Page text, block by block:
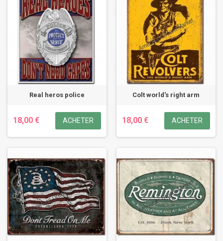
Real heros police
18,00 € ACHETER
Colt world's right arm
18,00 € ACHETER